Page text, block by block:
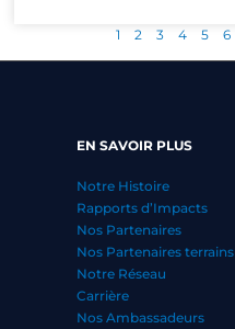
1 2 3 4 5 6
EN SAVOIR PLUS
Notre Histoire
Rapports d’Impacts
Nos Partenaires
Nos Partenaires terrains
Notre Réseau
Carrière
Nos Ambassadeurs